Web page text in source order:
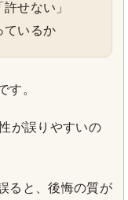
せない」
ているか
す。
が誤りやすいの
ると、後悔の質が